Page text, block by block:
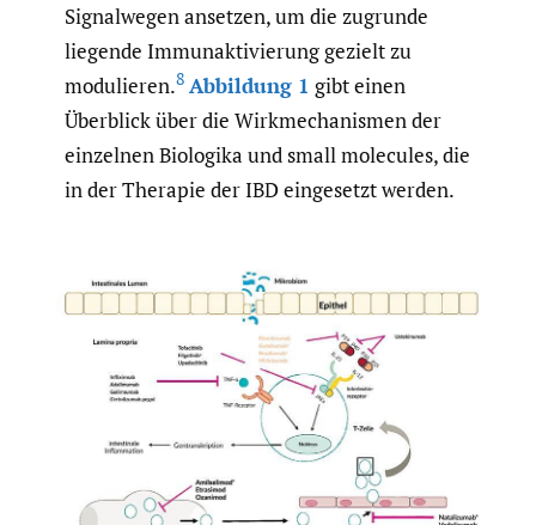
Signalwegen ansetzen, um die zugrunde
liegende Immunaktivierung gezielt zu
modulieren.8 Abbildung 1 gibt einen
Überblick über die Wirkmechanismen der
einzelnen Biologika und small molecules, die
in der Therapie der IBD eingesetzt werden.